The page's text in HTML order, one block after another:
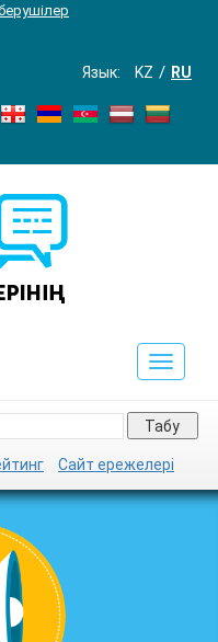
Язык: KZ RU
Toggle
Табу
Сайт ережелері